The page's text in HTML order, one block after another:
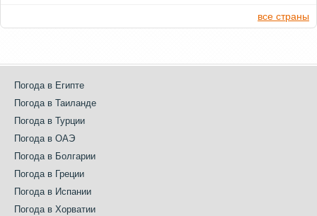
все страны
Погода в Египте
Погода в Таиланде
Погода в Турции
Погода в ОАЭ
Погода в Болгарии
Погода в Греции
Погода в Испании
Погода в Хорватии